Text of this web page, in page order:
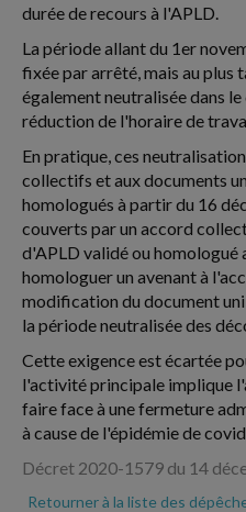
durée de recours à l'APLD.
La période allant du 1er
fixée par arrêté, mais au plus
également neutralisée dans
réduction de l'horaire de
En pratique, ces
collectifs et aux documents
homologués à partir du 16
couverts par un accord
d'APLD validé ou
homologuer un avenant à
modification du document
la période neutralisée des
Cette exigence est écartée
l'activité principale implique
faire face à une fermeture
à cause de l'épidémie de
Décret 2020-1579 du 14
Retourner à la liste des